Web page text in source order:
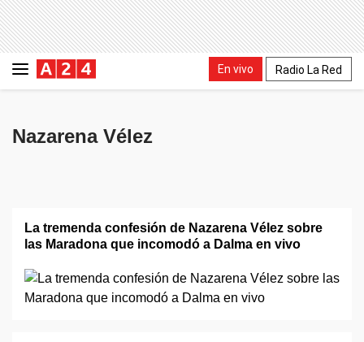
En vivo Radio La Red
Nazarena Vélez
La tremenda confesión de Nazarena Vélez sobre
las Maradona que incomodó a Dalma en vivo